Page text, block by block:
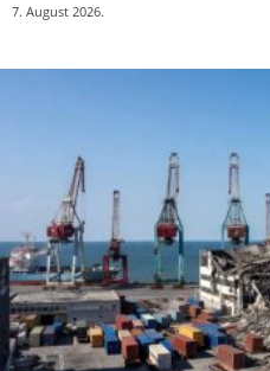
7. August 2026.